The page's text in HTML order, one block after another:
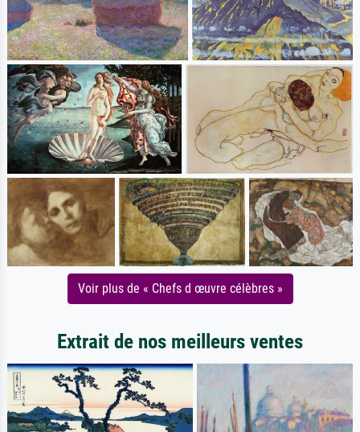
Voir plus de « Chefs d œuvre célèbres »
Extrait de nos meilleurs ventes